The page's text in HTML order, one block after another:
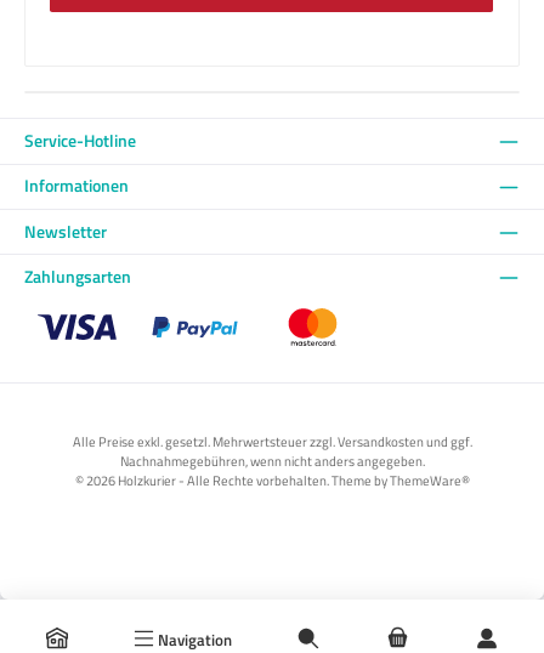
Navigation
Service-Hotline
Informationen
Newsletter
Zahlungsarten
Alle Preise exkl. gesetzl. Mehrwertsteuer zzgl. Versandkosten und ggf.
Nachnahmegebühren, wenn nicht anders angegeben.
© 2026 Holzkurier - Alle Rechte vorbehalten. Theme byThemeWare®